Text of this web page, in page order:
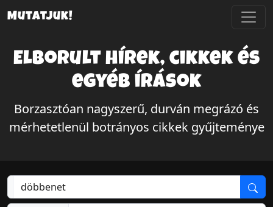
Mutatjuk!
Elborult hírek, cikkek és
egyéb írások
Borzasztóan nagyszerű, durván megrázó és
mérhetetlenül botrányos cikkek gyűjteménye